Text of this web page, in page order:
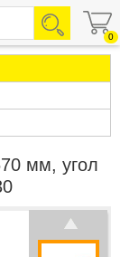
0
мм, угол